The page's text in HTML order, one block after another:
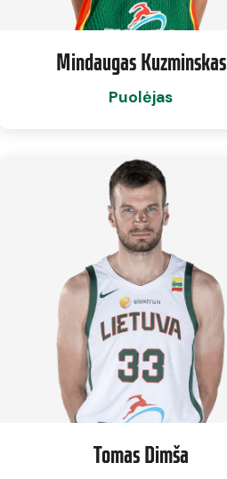
Mindaugas Kuzminskas
Puolėjas
Tomas Dimša